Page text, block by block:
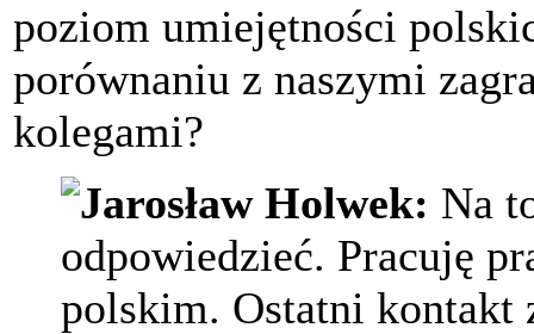
poziom umiejętności
porównaniu z naszymi
kolegami?
Jarosław Holwek: Na
odpowiedzieć. Pracuję
polskim. Ostatni kontakt